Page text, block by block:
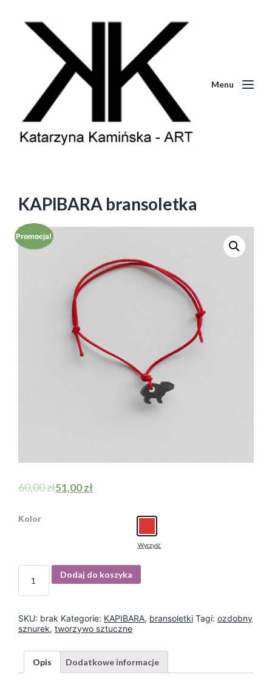
Menu
KAPIBARA bransoletka
Promocja!
60,00zł51,00zł
Kolor
Wyczyść
I
ś
Dodaj do koszyka
SKU: brak Kategorie: KAPIBARA, bransoletki Tagi: ozdobny
sznurek, tworzywo sztuczne
Opis Dodatkowe informacje